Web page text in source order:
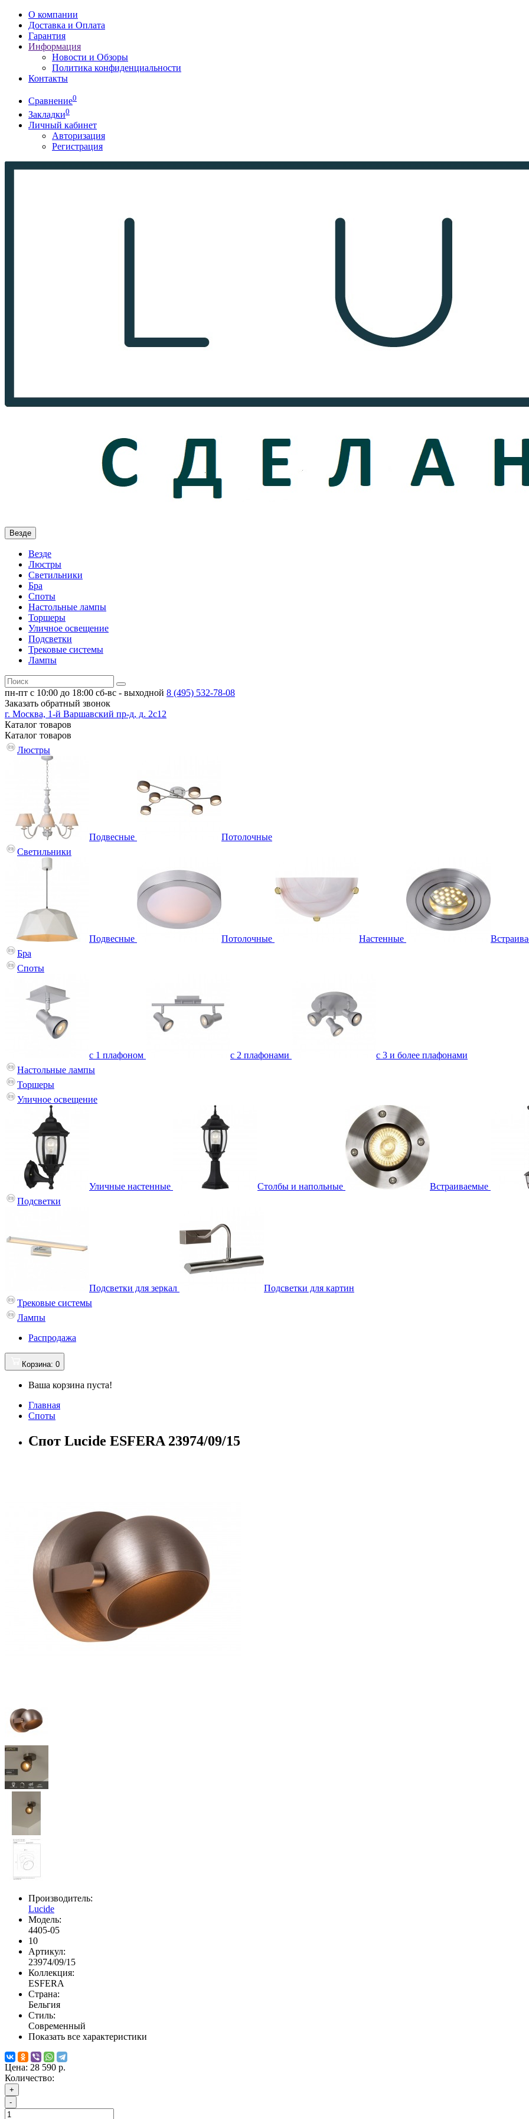
О компании
Доставка и Оплата
Гарантия
Информация
Новости и Обзоры
Политика конфиденциальности
Контакты
Сравнение0
Закладки0
Личный кабинет
Авторизация
Регистрация
Везде
Везде
Люстры
Светильники
Бра
Споты
Настольные лампы
Торшеры
Уличное освещение
Подсветки
Трековые системы
Лампы
пн-пт с 10:00 до 18:00 сб-вс - выходной 8 (495) 532-78-08
Заказать обратный звонок
г. Москва, 1-й Варшавский пр-д, д. 2с12
Каталог товаров
Каталог товаров
Люстры
Подвесные
Потолочные
Светильники
Подвесные Потолочные Настенные
Бра
Споты
с 1 плафоном с 2 плафонами
с 3 и более плафонами
Настольные лампы
Торшеры
Уличное освещение
Уличные настенные Столбы и напольные Встраиваемые
Подсветки
Подсветки для зеркал
Подсветки для картин
Трековые системы
Лампы
Распродажа
Корзина: 0
Ваша корзина пуста!
Главная
Споты
Спот Lucide ESFERA 23974/09/15
Производитель:
Lucide
Модель:
4405-05
10
Артикул:
23974/09/15
Коллекция:
ESFERA
Страна:
Бельгия
Стиль:
Современный
Показать все характеристики
Цена: 28 590 р.
Количество:
+
-